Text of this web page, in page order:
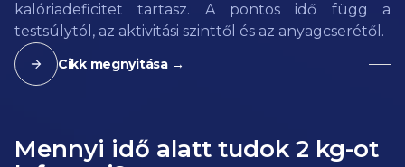
kalóriadeficitet tartasz. A pontos idő függ a
testsúlytól, az aktivitási szinttől és az anyagcserétől.
Cikk megnyitása →
Mennyi idő alatt tudok 2 kg-ot